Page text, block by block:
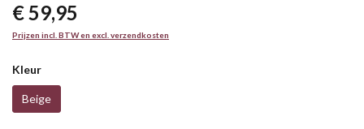
€ 59,95
Prijzen incl. BTW en excl. verzendkosten
Kleur
Beige